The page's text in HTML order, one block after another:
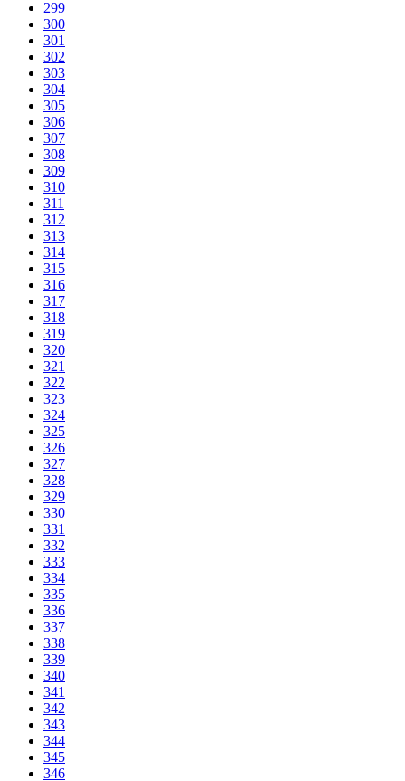
299
300
301
302
303
304
305
306
307
308
309
310
311
312
313
314
315
316
317
318
319
320
321
322
323
324
325
326
327
328
329
330
331
332
333
334
335
336
337
338
339
340
341
342
343
344
345
346